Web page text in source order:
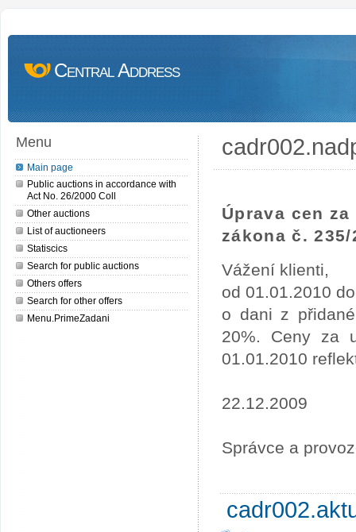
Central Address
Menu
Main page
Public auctions in accordance with
Act No. 26/2000 Coll
Other auctions
List of auctioneers
Statiscics
Search for public auctions
Others offers
Search for other offers
Menu.PrimeZadani
Úprava cen
zákona č. 235/
Vážení klienti,
od 01.01.2010
o dani z
20%. Ceny za
01.01.2010
22.12.2009
Správce a